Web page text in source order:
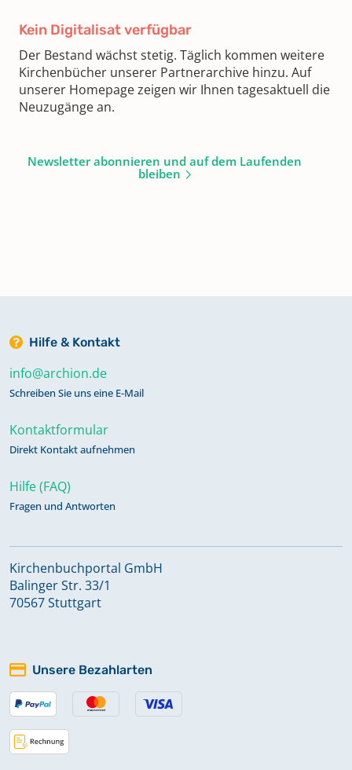
Kein Digitalisat verfügbar
Der Bestand wächst stetig. Täglich kommen weitere
Kirchenbücher unserer Partnerarchive hinzu. Auf
unserer Homepage zeigen wir Ihnen tagesaktuell die
Neuzugänge an.
Newsletter abonnieren und auf dem Laufenden
bleiben
Hilfe & Kontakt
info@archion.de
Schreiben Sie uns eine E-Mail
Kontaktformular
Direkt Kontakt aufnehmen
Hilfe (FAQ)
Fragen und Antworten
Kirchenbuchportal GmbH
Balinger Str. 33/1
70567 Stuttgart
Unsere Bezahlarten